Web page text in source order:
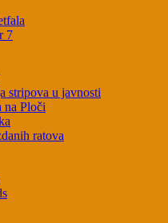
7
stripova u javnosti
na Ploči
ratova